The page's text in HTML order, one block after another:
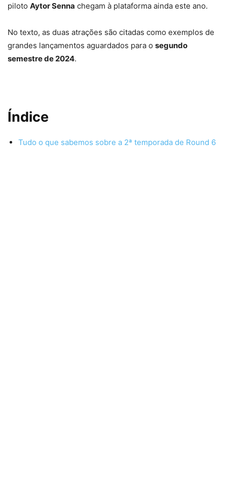
piloto Aytor Senna chegam à plataforma ainda este ano.
No texto, as duas atrações são citadas como exemplos de
grandes lançamentos aguardados para o segundo
semestre de 2024.
Índice
Tudo o que sabemos sobre a 2ª temporada de Round 6